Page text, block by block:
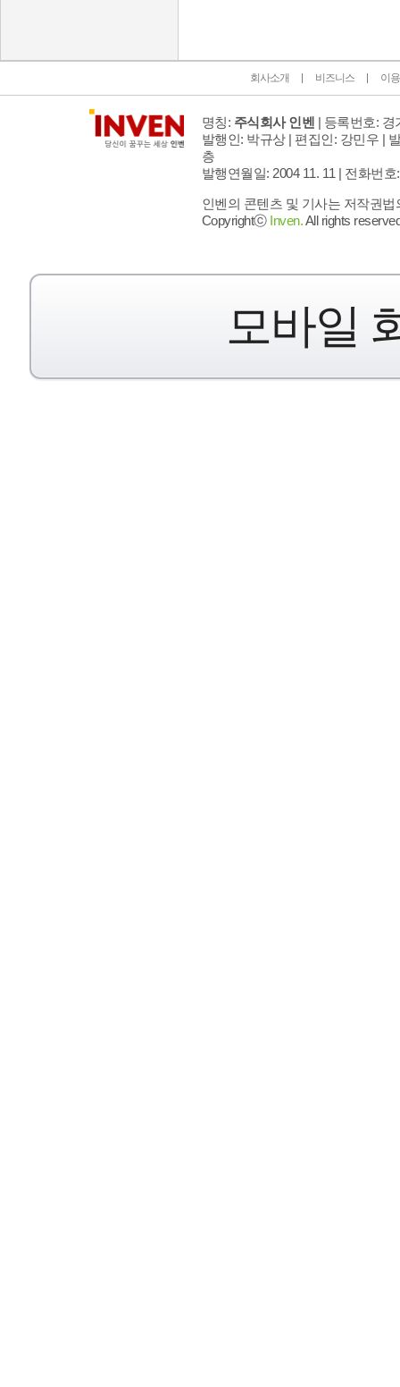
회사소개 비즈니스 이
명칭: 주식회사 인벤 | 등록번호: 경
발행인: 박규상 | 편집인: 강민우 |
층
발행연월일: 2004 11. 11 | 전화번호
인벤의 콘텐츠 및 기사는 저작권
Copyrightⓒ Inven.All rights
모바일